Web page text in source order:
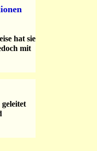
hat sie
mit